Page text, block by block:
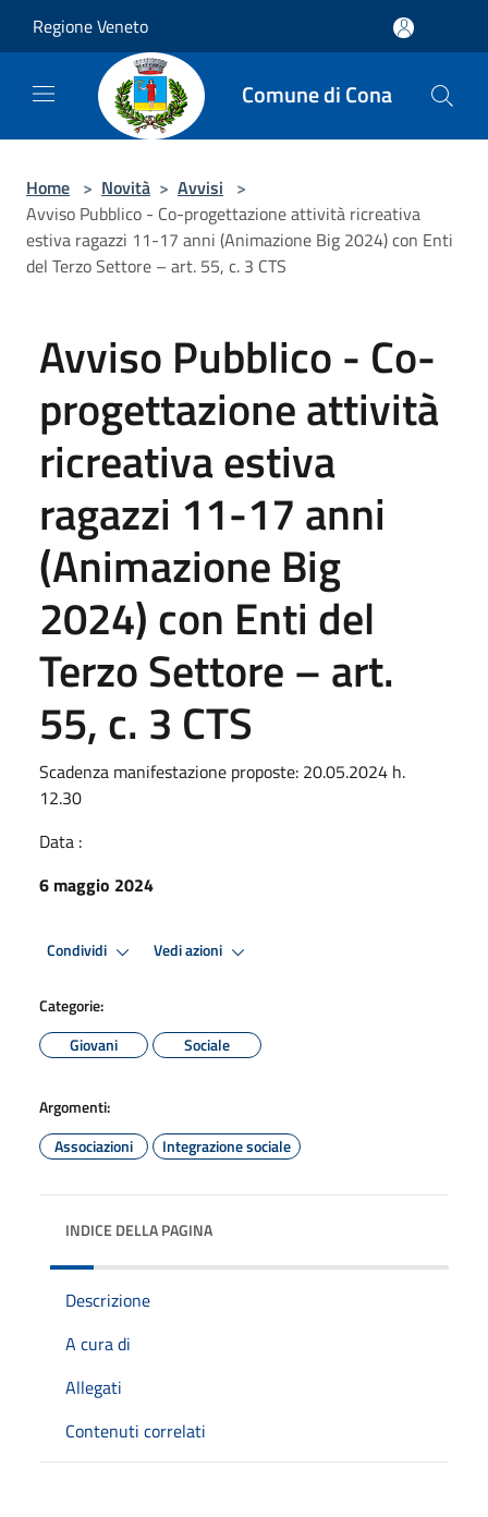
Regione Veneto
Comune di Cona
Home > Novità > Avvisi >
Avviso Pubblico - Co-progettazione attività ricreativa
estiva ragazzi 11-17 anni (Animazione Big 2024) con Enti
del Terzo Settore – art. 55, c. 3 CTS
Avviso Pubblico - Co-
progettazione attività
ricreativa estiva
ragazzi 11-17 anni
(Animazione Big
2024) con Enti del
Terzo Settore – art.
55, c. 3 CTS
Scadenza manifestazione proposte: 20.05.2024 h.
12.30
Data :
6 maggio 2024
Condividi Vedi azioni
Categorie:
Giovani
Sociale
Argomenti:
Associazioni
Integrazione sociale
INDICE DELLA PAGINA
Descrizione
A cura di
Allegati
Contenuti correlati